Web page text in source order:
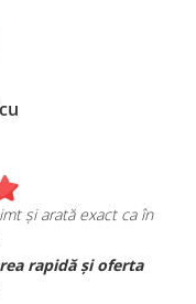
și arată exact ca în
rapidă și oferta